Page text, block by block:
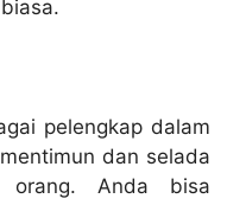
pelengkap dalam
dan selada
orang. Anda bisa